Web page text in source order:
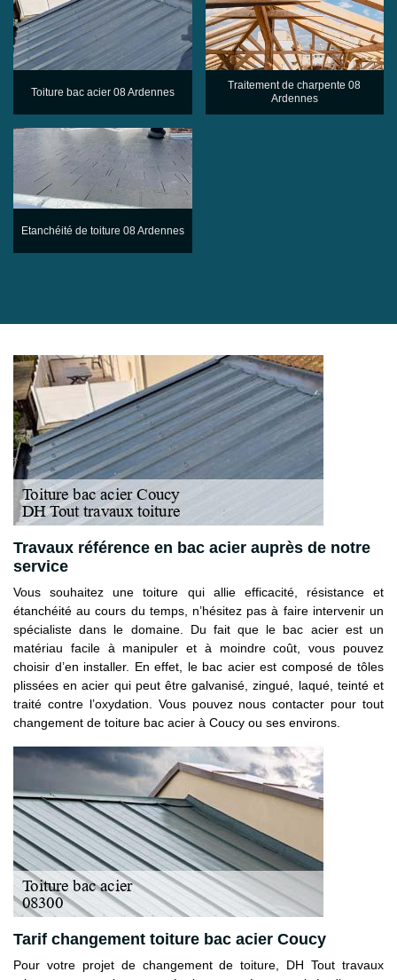
Toiture bac acier 08 Ardennes
Traitement de charpente 08
Ardennes
Etanchéité de toiture 08 Ardennes
Travaux référence en bac acier auprès de notre
service
Vous souhaitez une toiture qui allie efficacité, résistance et
étanchéité au cours du temps, n’hésitez pas à faire intervenir un
spécialiste dans le domaine. Du fait que le bac acier est un
matériau facile à manipuler et à moindre coût, vous pouvez
choisir d’en installer. En effet, le bac acier est composé de tôles
plissées en acier qui peut être galvanisé, zingué, laqué, teinté et
traité contre l’oxydation. Vous pouvez nous contacter pour tout
changement de toiture bac acier à Coucy ou ses environs.
Tarif changement toiture bac acier Coucy
Pour votre projet de changement de toiture, DH Tout travaux